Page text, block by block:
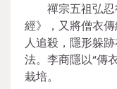
禪宗五祖弘
經》，又將僧衣
人追殺，隱形躲
法。李商隱以“傳
栽培。